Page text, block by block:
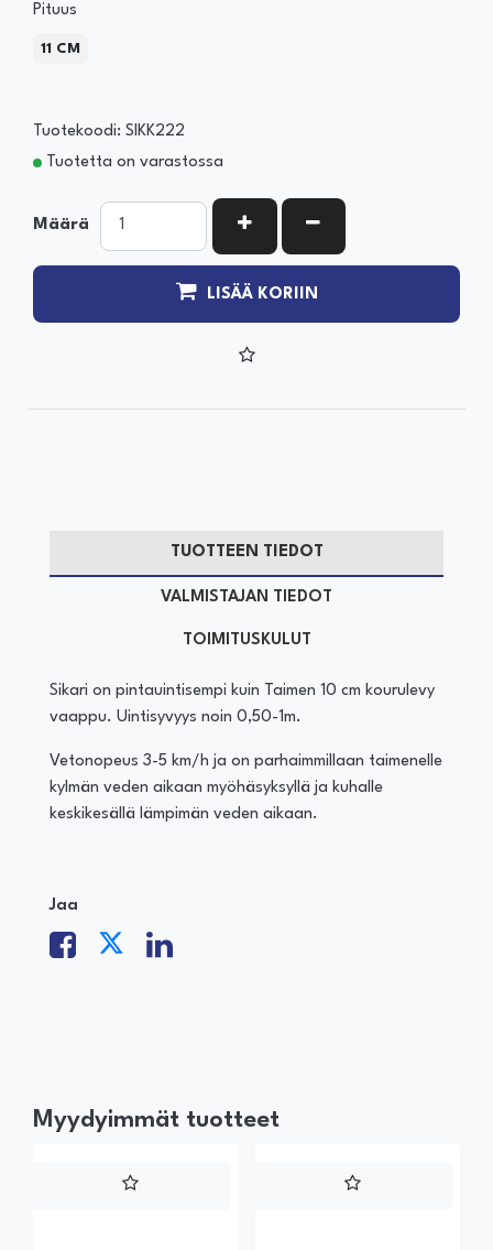
Pituus
11 CM
Tuotekoodi: SIKK222
Tuotetta on varastossa
Määrä KASVATA MÄÄRÄÄ
VÄHENNÄ MÄÄRÄÄ
LISÄÄ KORIIN
TUOTTEEN TIEDOT
VALMISTAJAN TIEDOT
TOIMITUSKULUT
Sikari on pintauintisempi kuin Taimen 10 cm kourulevy
vaappu. Uintisyvyys noin 0,50-1m.
Vetonopeus 3-5 km/h ja on parhaimmillaan taimenelle
kylmän veden aikaan myöhäsyksyllä ja kuhalle
keskikesällä lämpimän veden aikaan.
Jaa
Myydyimmät tuotteet